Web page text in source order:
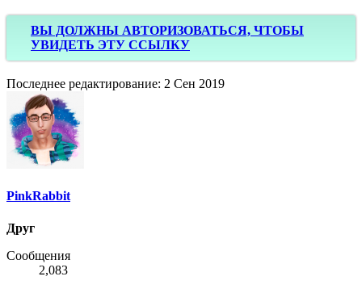
ВЫ ДОЛЖНЫ АВТОРИЗОВАТЬСЯ, ЧТОБЫ
УВИДЕТЬ ЭТУ ССЫЛКУ
Последнее редактирование: 2 Сен 2019
PinkRabbit
Друг
Сообщения
2,083